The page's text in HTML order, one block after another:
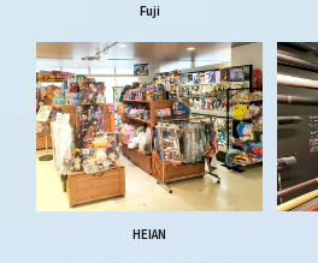
Fuji
HEIAN